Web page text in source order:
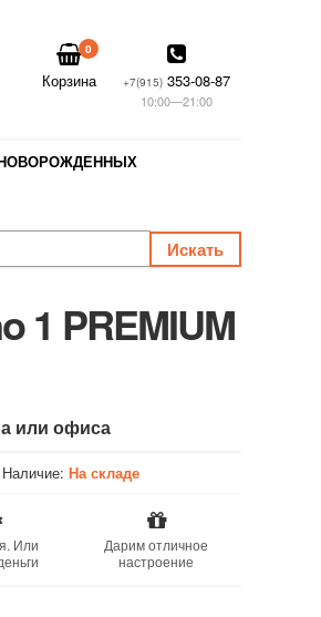
0
Корзина +7(915) 353-08-87
10:00—21:00
1 PREMIUM
или офиса
Наличие: На складе
Или
Дарим отличное
настроение